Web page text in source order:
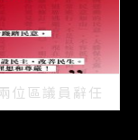
位區議員辭任